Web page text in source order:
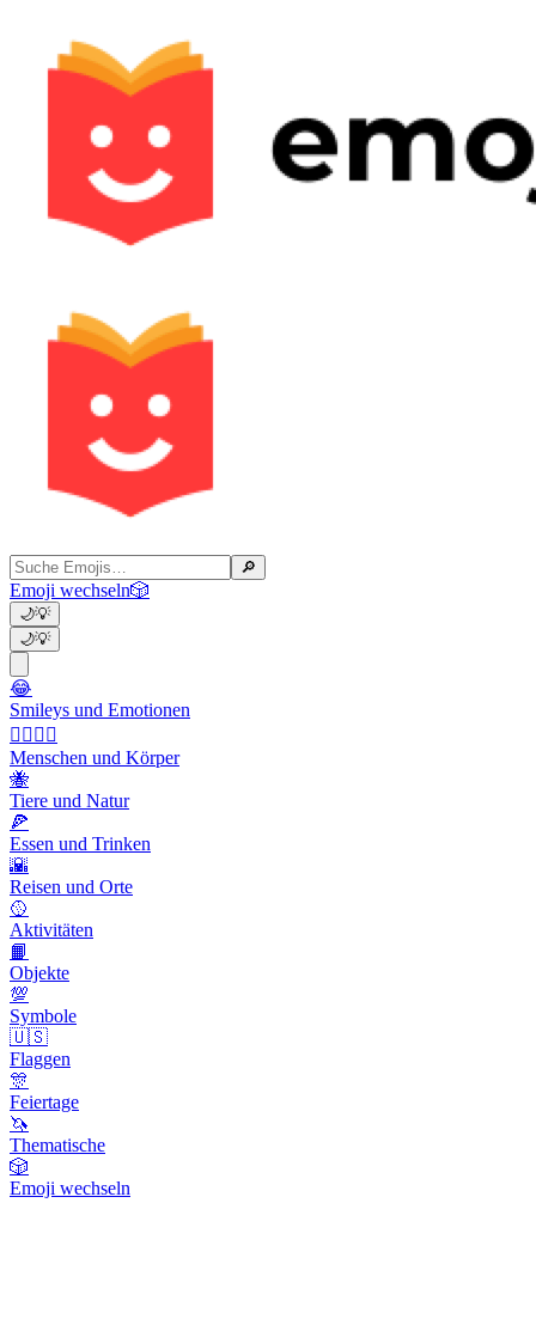
🔎
Emoji wechseln🎲
🌙💡
🌙💡
😂
Smileys und Emotionen
👩‍❤️‍💋‍👨
Menschen und Körper
🐝
Tiere und Natur
🍕
Essen und Trinken
🌇
Reisen und Orte
🥎
Aktivitäten
📙
Objekte
💯
Symbole
🇺🇸
Flaggen
🎊
Feiertage
🦄
Thematische
🎲
Emoji wechseln